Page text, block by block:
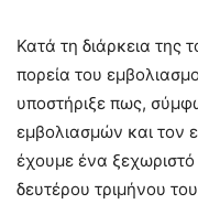
Κατά τη διάρκεια της
πορεία του
υποστήριξε πως,
εμβολιασμών και τον
έχουμε ένα ξεχωριστό
δευτέρου τριμήνου